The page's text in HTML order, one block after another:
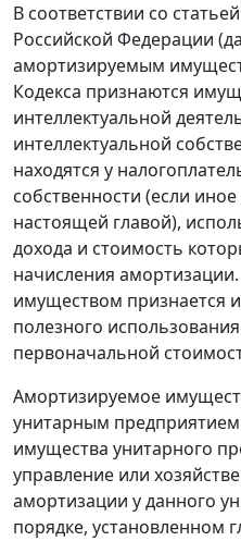
В соответствии со
Российской Федерации
амортизируемым
Кодекса признаются
интеллектуальной
интеллектуальной
находятся у
собственности (если
настоящей главой),
дохода и стоимость
начисления
имуществом признается
полезного
первоначальной
Амортизируемое
унитарным предприятием
имущества унитарного
управление или
амортизации у данного
порядке, установленном